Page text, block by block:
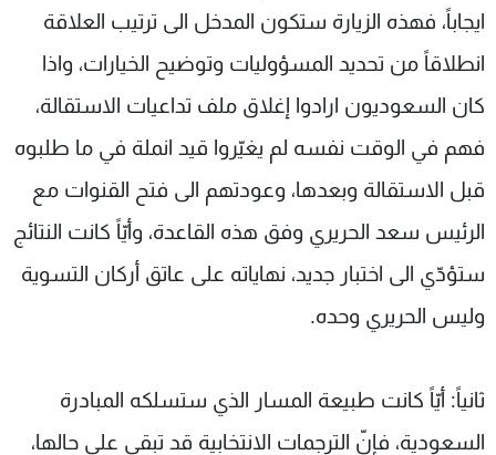
ايجاباً، فهذه الزيارة ستكون المدخل الى ترتيب العلاقة
انطلاقاً من تحديد المسؤوليات وتوضيح الخيارات، واذا
كان السعوديون ارادوا إغلاق ملف تداعيات الاستقالة،
فهم في الوقت نفسه لم يغيّروا قيد انملة في ما طلبوه
قبل الاستقالة وبعدها، وعودتهم الى فتح القنوات مع
الرئيس سعد الحريري وفق هذه القاعدة، وأيّاً كانت النتائج
ستؤدّي الى اختبار جديد، نهاياته على عاتق أركان التسوية
وليس الحريري وحده.
ثانياً: أيّاً كانت طبيعة المسار الذي ستسلكه المبادرة
السعودية، فإنّ الترجمات الانتخابية قد تبقى على حالها،